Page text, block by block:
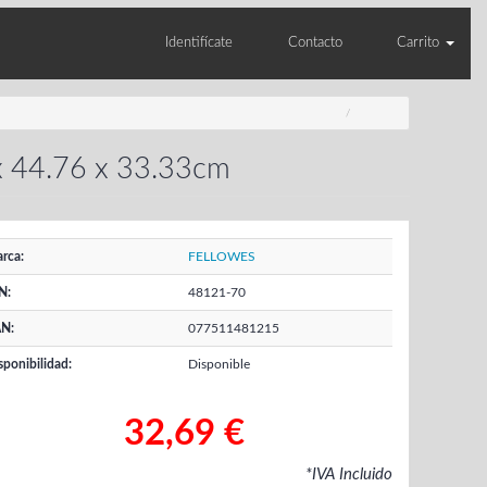
Identifícate Contacto Carrito
44.76 x 33.33cm
FELLOWES
48121-70
077511481215
Disponible
32,69 €
*IVA Incluido